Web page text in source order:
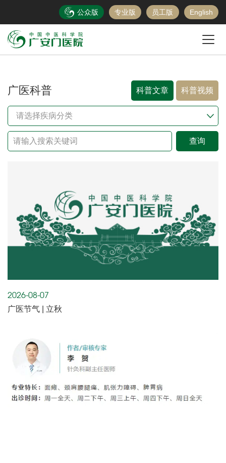
公众版 专业版 员工版 English
广医科普 科普文章 科普视频
请选择疾病分类
查询
2026-08-07
广医节气 | 立秋